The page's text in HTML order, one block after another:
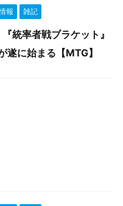
報 雑記
統率者戦ブラケット』
遂に始まる【MTG】